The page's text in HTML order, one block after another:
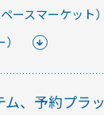
ースマーケット）
ム、予約プラ
種の選び方動画